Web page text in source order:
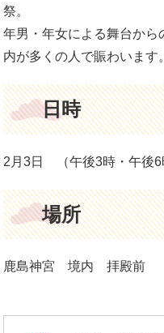
祭。
年男・年女による舞台か
内が多くの人で賑わいます。
日時
2月3日 （午後3時・午後6
場所
鹿島神宮 境内 拝殿前